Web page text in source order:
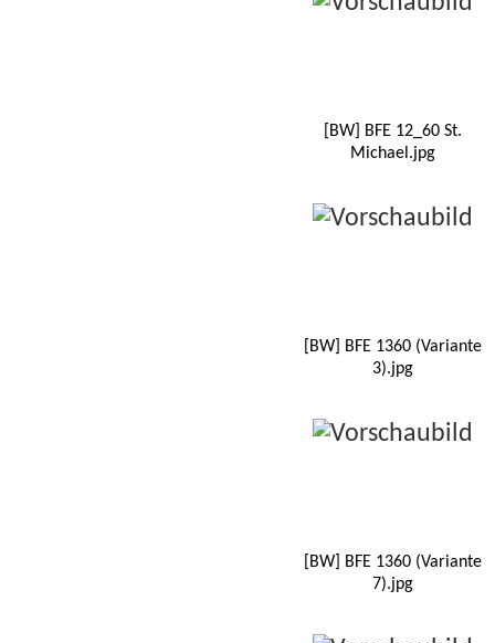
[BW] BFE 12_60 St.
Michael.jpg
[BW] BFE 1360 (Variante
3).jpg
[BW] BFE 1360 (Variante
7).jpg